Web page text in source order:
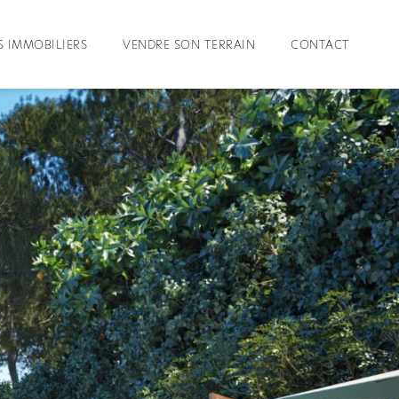
IMMOBILIERS VENDRE SON TERRAIN CONTACT